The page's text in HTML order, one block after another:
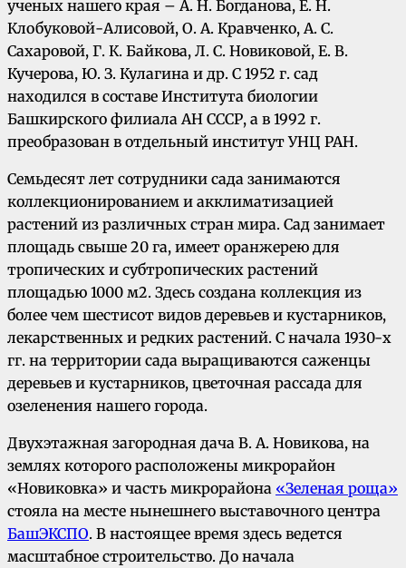
ученых нашего края – А. Н. Богданова, Е. Н.
Клобуковой-Алисовой, О. А. Кравченко, А. С.
Сахаровой, Г. К. Байкова, Л. С. Новиковой, Е. В.
Кучерова, Ю. З. Кулагина и др. С 1952 г. сад
находился в составе Института биологии
Башкирского филиала АН СССР, а в 1992 г.
преобразован в отдельный институт УНЦ РАН.
Семьдесят лет сотрудники сада занимаются
коллекционированием и акклиматизацией
растений из различных стран мира. Сад занимает
площадь свыше 20 га, имеет оранжерею для
тропических и субтропических растений
площадью 1000 м2. Здесь создана коллекция из
более чем шестисот видов деревьев и кустарников,
лекарственных и редких растений. С начала 1930-х
гг. на территории сада выращиваются саженцы
деревьев и кустарников, цветочная рассада для
озеленения нашего города.
Двухэтажная загородная дача В. А. Новикова, на
землях которого расположены микрорайон
«Новиковка» и часть микрорайона «Зеленая роща»
стояла на месте нынешнего выставочного центра
БашЭКСПО. В настоящее время здесь ведется
масштабное строительство. До начала